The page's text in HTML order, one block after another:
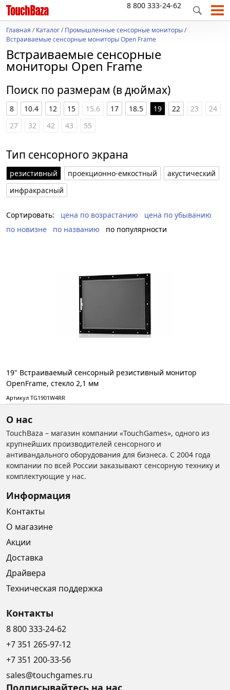
8 800 333-24-62
Главная /Каталог/Промышленные сенсорные мониторы/
Встраиваемые сенсорные мониторы Open Frame
Встраиваемые сенсорные
мониторы Open Frame
Поиск по размерам (в дюймах)
8 10.4 12 15 15.6 17 18.5 19 22 23
24
27
32 42 43 55
Тип сенсорного экрана
резистивный проекционно-емкостный
акустический
инфракрасный
Сортировать: цена по возрастанию
цена по убыванию
по новизне
по названию по популярности
19" Встраиваемый сенсорный резистивный монитор
OpenFrame, стекло 2,1 мм
Артикул TG1901W4RR
О нас
TouchBaza – магазин компании «TouchGames», одного из
крупнейших производителей сенсорного и
антивандального оборудования для бизнеса. С 2004 года
компании по всей России заказывают сенсорную технику и
комплектующие у нас.
Информация
Контакты
О магазине
Акции
Доставка
Драйвера
Техническая поддержка
Контакты
8 800 333-24-62
+7 351 265-97-12
+7 351 200-33-56
sales@touchgames.ru
Подписывайтесь на нас